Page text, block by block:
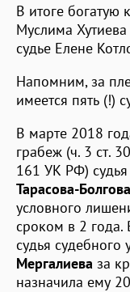
В итоге
Муслима
судье Елене
Напомним, за
имеется пять (!)
В марте 2018
грабеж (ч. 3 ст.
161 УК РФ) судья
Тарасова-Болгова
условного
сроком в 2 года.
судья судебного
Мергалиева за
назначила ему